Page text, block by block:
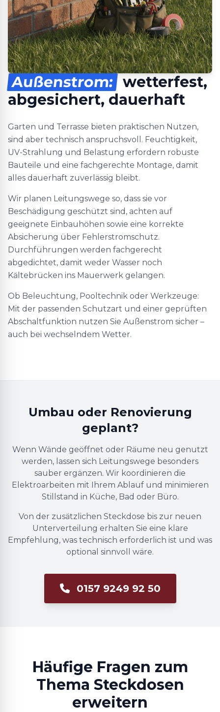
Außenstrom: wetterfest,
abgesichert, dauerhaft
Garten und Terrasse bieten praktischen Nutzen,
sind aber technisch anspruchsvoll. Feuchtigkeit,
UV-Strahlung und Belastung erfordern robuste
Bauteile und eine fachgerechte Montage, damit
alles dauerhaft zuverlässig bleibt.
Wir planen Leitungswege so, dass sie vor
Beschädigung geschützt sind, achten auf
geeignete Einbauhöhen sowie eine korrekte
Absicherung über Fehlerstromschutz.
Durchführungen werden fachgerecht
abgedichtet, damit weder Wasser noch
Kältebrücken ins Mauerwerk gelangen.
Ob Beleuchtung, Pooltechnik oder Werkzeuge:
Mit der passenden Schutzart und einer geprüften
Abschaltfunktion nutzen Sie Außenstrom sicher –
auch bei wechselndem Wetter.
Umbau oder Renovierung
geplant?
Wenn Wände geöffnet oder Räume neu genutzt
werden, lassen sich Leitungswege besonders
sauber ergänzen. Wir koordinieren die
Elektroarbeiten mit Ihrem Ablauf und minimieren
Stillstand in Küche, Bad oder Büro.
Von der zusätzlichen Steckdose bis zur neuen
Unterverteilung erhalten Sie eine klare
Empfehlung, was technisch erforderlich ist und was
optional sinnvoll wäre.
0157 9249 92 50
Häufige Fragen zum
Thema Steckdosen
erweitern